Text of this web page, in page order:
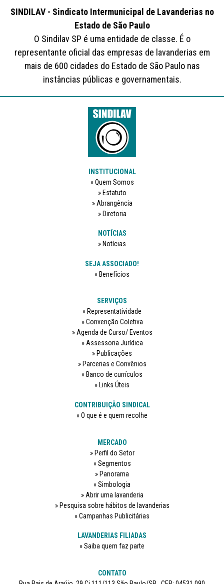
SINDILAV - Sindicato Intermunicipal de Lavanderias no
Estado de São Paulo
O Sindilav SP é uma entidade de classe. É o
representante oficial das empresas de lavanderias em
mais de 600 cidades do Estado de São Paulo nas
instâncias públicas e governamentais.
INSTITUCIONAL
Quem Somos
Estatuto
Abrangência
Diretoria
NOTÍCIAS
Notícias
SEJA ASSOCIADO!
Benefícios
SERVIÇOS
Representatividade
Convenção Coletiva
Agenda de Curso/ Eventos
Assessoria Jurídica
Publicações
Parcerias e Convênios
Banco de currículos
Links Úteis
CONTRIBUIÇÃO SINDICAL
O que é e quem recolhe
MERCADO
Perfil do Setor
Segmentos
Panorama
Simbologia
Abrir uma lavanderia
Pesquisa sobre hábitos de lavanderias
Campanhas Publicitárias
LAVANDERIAS FILIADAS
Saiba quem faz parte
CONTATO